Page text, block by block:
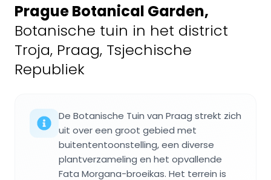
Prague Botanical Garden,
Botanische tuin in het district
Troja, Praag, Tsjechische
Republiek
De Botanische Tuin van Praag strekt zich
uit over een groot gebied met
buitententoonstelling, een diverse
plantverzameling en het opvallende
Fata Morgana-broeikas. Het terrein is